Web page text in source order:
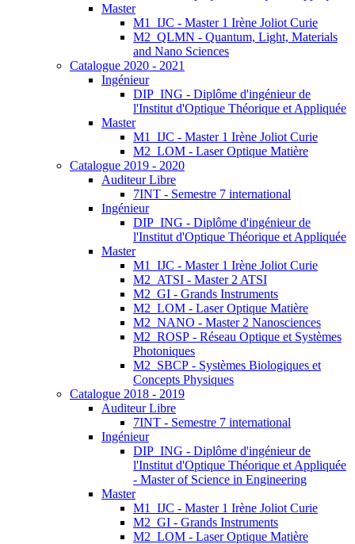
Master
M1_IJC - Master 1 Irène Joliot Curie
M2_QLMN - Quantum, Light, Materials
and Nano Sciences
Catalogue 2020 - 2021
Ingénieur
DIP_ING - Diplôme d'ingénieur de
l'Institut d'Optique Théorique et Appliquée
Master
M1_IJC - Master 1 Irène Joliot Curie
M2_LOM - Laser Optique Matière
Catalogue 2019 - 2020
Auditeur Libre
7INT - Semestre 7 international
Ingénieur
DIP_ING - Diplôme d'ingénieur de
l'Institut d'Optique Théorique et Appliquée
Master
M1_IJC - Master 1 Irène Joliot Curie
M2_ATSI - Master 2 ATSI
M2_GI - Grands Instruments
M2_LOM - Laser Optique Matière
M2_NANO - Master 2 Nanosciences
M2_ROSP - Réseau Optique et Systèmes
Photoniques
M2_SBCP - Systèmes Biologiques et
Concepts Physiques
Catalogue 2018 - 2019
Auditeur Libre
7INT - Semestre 7 international
Ingénieur
DIP_ING - Diplôme d'ingénieur de
l'Institut d'Optique Théorique et Appliquée
- Master of Science in Engineering
Master
M1_IJC - Master 1 Irène Joliot Curie
M2_GI - Grands Instruments
M2_LOM - Laser Optique Matière